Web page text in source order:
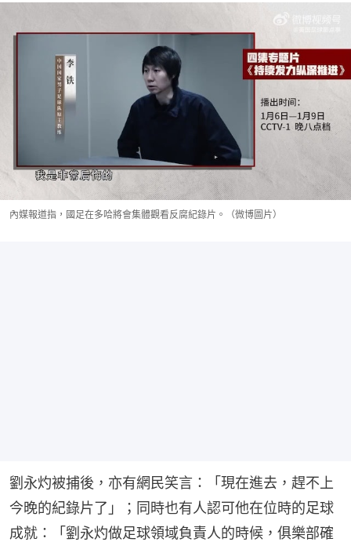
內媒報道指，國足在多哈將會集體觀看反腐紀錄片。（微博圖片）
劉永灼被捕後，亦有網民笑言：「現在進去，趕不上
今晚的紀錄片了」；同時也有人認可他在位時的足球
成就：「劉永灼做足球領域負責人的時候，俱樂部確